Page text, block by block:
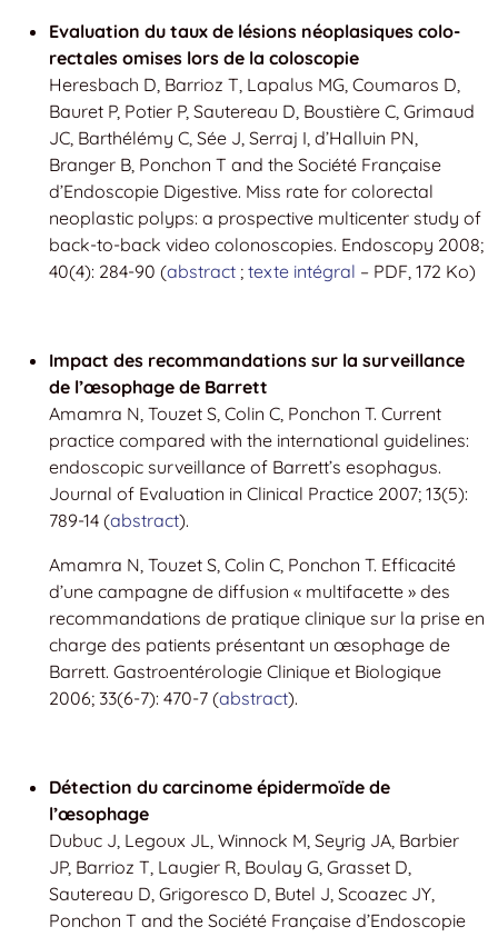
Evaluation du taux de lésions néoplasiques colo-
rectales omises lors de la coloscopie
Heresbach D, Barrioz T, Lapalus MG, Coumaros D,
Bauret P, Potier P, Sautereau D, Boustière C, Grimaud
JC, Barthélémy C, Sée J, Serraj I, d’Halluin PN,
Branger B, Ponchon T and the Société Française
d’Endoscopie Digestive. Miss rate for colorectal
neoplastic polyps: a prospective multicenter study of
back-to-back video colonoscopies. Endoscopy 2008;
40(4): 284-90 (abstract ; texte intégral – PDF, 172 Ko)
Impact des recommandations sur la surveillance
de l’œsophage de Barrett
Amamra N, Touzet S, Colin C, Ponchon T. Current
practice compared with the international guidelines:
endoscopic surveillance of Barrett’s esophagus.
Journal of Evaluation in Clinical Practice 2007; 13(5):
789-14 (abstract).
Amamra N, Touzet S, Colin C, Ponchon T. Efficacité
d’une campagne de diffusion « multifacette » des
recommandations de pratique clinique sur la prise en
charge des patients présentant un œsophage de
Barrett. Gastroentérologie Clinique et Biologique
2006; 33(6-7): 470-7 (abstract).
Détection du carcinome épidermoïde de
l’œsophage
Dubuc J, Legoux JL, Winnock M, Seyrig JA, Barbier
JP, Barrioz T, Laugier R, Boulay G, Grasset D,
Sautereau D, Grigoresco D, Butel J, Scoazec JY,
Ponchon T and the Société Française d’Endoscopie